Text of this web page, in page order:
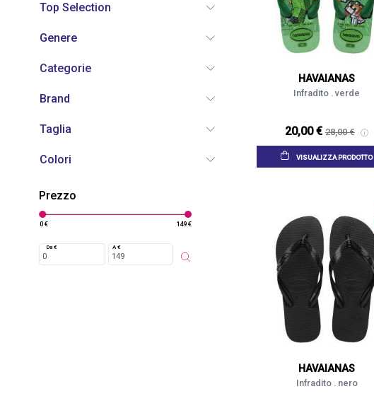
Top Selection
Genere
Categorie
Brand
Taglia
Colori
Prezzo
0 € 149 €
Da € A €
HAVAIANAS
Infradito . verde
20,00 € 28,00 €
VISUALIZZA PRODOTTO
HAVAIANAS
Infradito . nero